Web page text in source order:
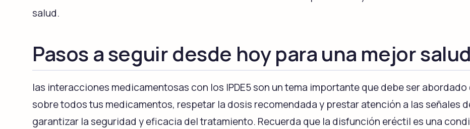
salud.
Pasos a seguir desde hoy para una mejor
las interacciones medicamentosas con los IPDE5 son un tema importante que debe ser
sobre todos tus medicamentos, respetar la dosis recomendada y prestar atención a las señales
garantizar la seguridad y eficacia del tratamiento. Recuerda que la disfunción eréctil es una